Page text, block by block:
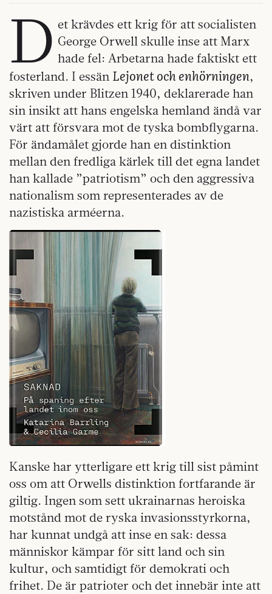
D et krävdes ett krig för att socialisten
George Orwell skulle inse att Marx
hade fel: Arbetarna hade faktiskt ett
fosterland. I essän Lejonet och enhörningen,
skriven under Blitzen 1940, deklarerade han
sin insikt att hans engelska hemland ändå var
värt att försvara mot de tyska bombflygarna.
För ändamålet gjorde han en distinktion
mellan den fredliga kärlek till det egna landet
han kallade ”patriotism” och den aggressiva
nationalism som representerades av de
nazistiska arméerna.
Kanske har ytterligare ett krig till sist påmint
oss om att Orwells distinktion fortfarande är
giltig. Ingen som sett ukrainarnas heroiska
motstånd mot de ryska invasionsstyrkorna,
har kunnat undgå att inse en sak: dessa
människor kämpar för sitt land och sin
kultur, och samtidigt för demokrati och
frihet. De är patrioter och det innebär inte att